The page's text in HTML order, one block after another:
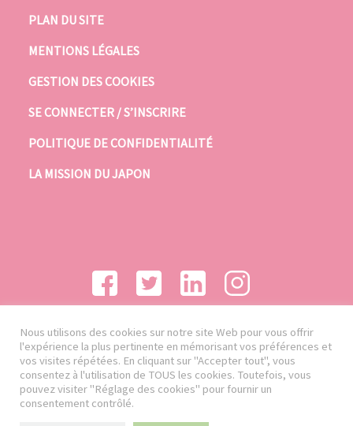
PLAN DU SITE
MENTIONS LÉGALES
GESTION DES COOKIES
SE CONNECTER / S’INSCRIRE
POLITIQUE DE CONFIDENTIALITÉ
LA MISSION DU JAPON
Nous utilisons des cookies sur notre site Web pour vous offrir
l'expérience la plus pertinente en mémorisant vos préférences et
vos visites répétées. En cliquant sur "Accepter tout", vous
consentez à l'utilisation de TOUS les cookies. Toutefois, vous
pouvez visiter "Réglage des cookies" pour fournir un
consentement contrôlé.